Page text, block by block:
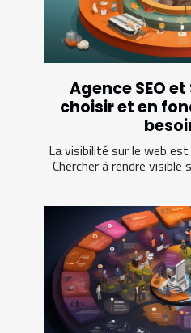
Agence SEO
choisir et en
La visibilité sur le web
Chercher à rendre